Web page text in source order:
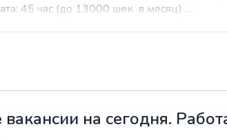
45 час (до 13000 шек. в месяц) ...
на сегодня.